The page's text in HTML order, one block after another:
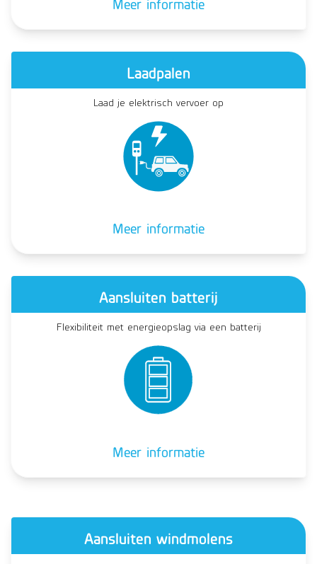
Meer informatie
Laadpalen
Laad je elektrisch vervoer op
Meer informatie
Aansluiten batterij
Flexibiliteit met energieopslag via een batterij
Meer informatie
Aansluiten windmolens